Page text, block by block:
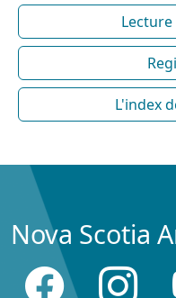
L'index
Nova Scotia